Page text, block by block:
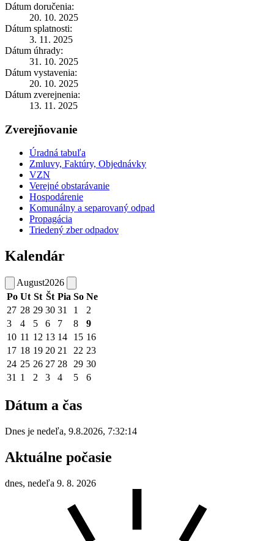
Dátum doručenia:
20. 10. 2025
Dátum splatnosti:
3. 11. 2025
Dátum úhrady:
31. 10. 2025
Dátum vystavenia:
20. 10. 2025
Dátum zverejnenia:
13. 11. 2025
Zverejňovanie
Úradná tabuľa
Zmluvy, Faktúry, Objednávky
VZN
Verejné obstarávanie
Hospodárenie
Komunálny a separovaný odpad
Propagácia
Triedený zber odpadov
Kalendár
August2026
Po Ut St Št Pia So Ne
27 28 29 30 31 1
2
3
4 5 6 7 8
9
10 11 12 13 14 15 16
17 18 19 20 21 22 23
24 25 26 27 28 29 30
31 1 2 3 4 5 6
Dátum a čas
Dnes je nedeľa, 9.8.2026, 7:32:14
Aktuálne počasie
dnes, nedeľa 9. 8. 2026